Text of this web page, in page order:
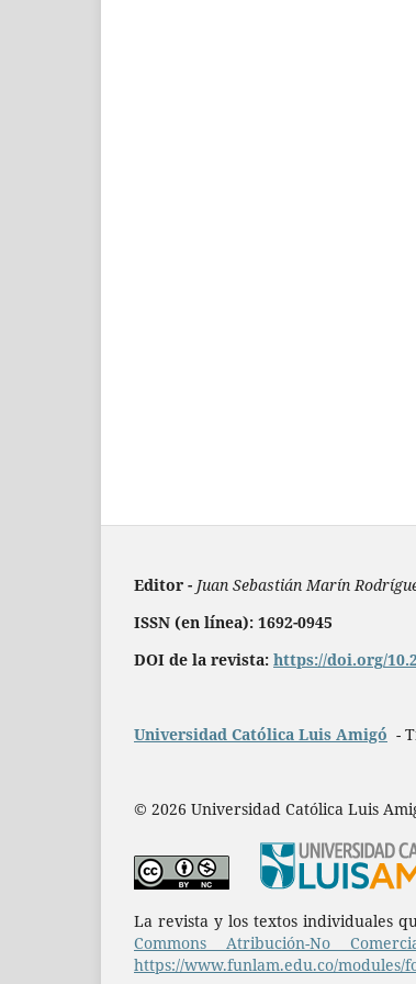
Editor - Juan Sebastián Marín
ISSN (en línea): 1692-0945
DOI de la revista: https://doi.org/
Universidad Católica Luis Amigó -
© 2026 Universidad Católica Luis
La revista y los textos individuales
Commons Atribución-No
https://www.funlam.edu.co/modules/